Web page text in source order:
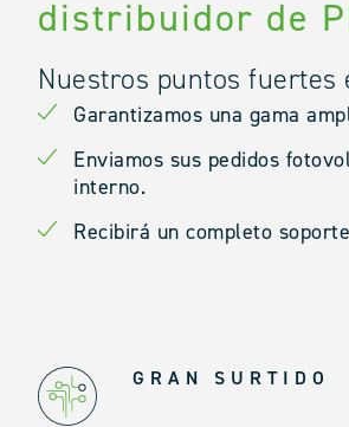
distribuidor de
Nuestros puntos fuertes
Garantizamos una gama
Enviamos sus pedidos
interno.
Recibirá un completo
GRAN SURTIDO